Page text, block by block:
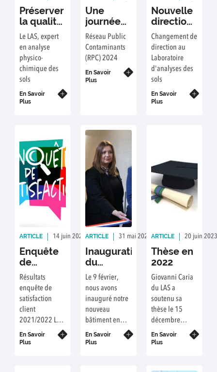
Préserver
la qualité
des sols :
vers un
référentiel
d’indicateurs
-
résultats
d’une
étude
Le LAS, expert
en analyse
physico-
chimique des
sols
En Savoir
Plus
Une
journée
scientifique
du RPC
dédiée
aux «
polluants
éternels
Réseau Public
Contaminants
(RPC) 2024
En Savoir
Plus
Nouvelle
direction
au LAS
Changement de
direction au
Laboratoire
d'analyses des
sols
En Savoir
Plus
ARTICLE 14 juin 2023 Rédaction : Jérôme Rose
Enquête
de
satisfaction
Résultats
enquête de
satisfaction
client
2021/2022 LAS
d'Arras.
En Savoir
Plus
ARTICLE 31 mai 2023 Rédaction : Jérôme
Inauguration
du
nouveau
Pôle R&D
Agronomique
et
Agroalimentaire
du Grand
Arras
Le 9 février,
nous avons
inauguré notre
nouveau
bâtiment en
présence des
partenaires,
En Savoir
Plus
ARTICLE 20 juin 2023
Thèse en
2022
Giovanni Caria
du LAS a
soutenu sa
thèse le 15
décembre
2022.
En Savoir
Plus